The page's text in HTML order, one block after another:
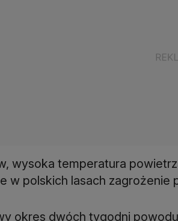
wysoka temperatura
w polskich lasach zagrożenie
okres dwóch tygodni